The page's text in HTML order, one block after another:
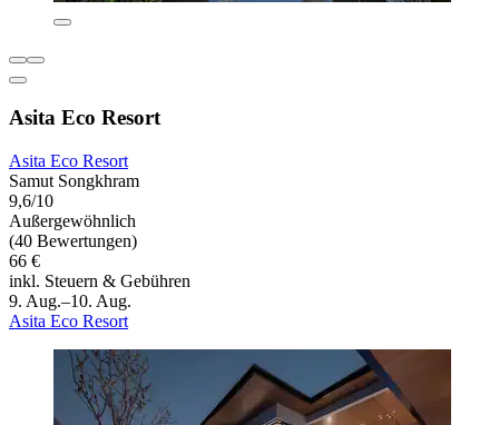
Asita Eco Resort
Asita Eco Resort
Samut Songkhram
9,6/10
Außergewöhnlich
(40 Bewertungen)
66 €
inkl. Steuern & Gebühren
9. Aug.–10. Aug.
Asita Eco Resort